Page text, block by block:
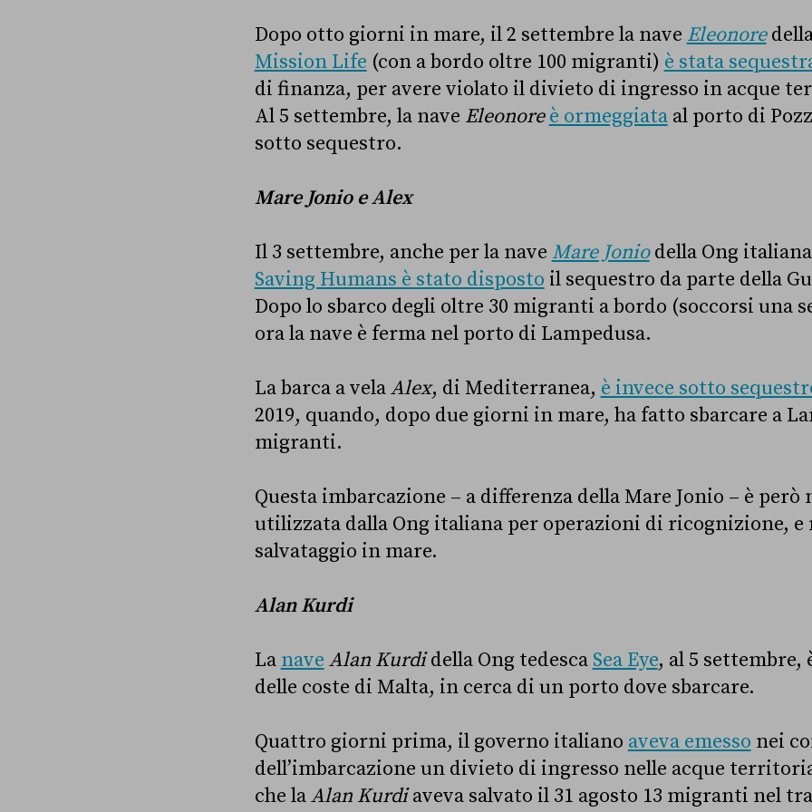
Dopo otto giorni in mare, il 2 settembre la nave Eleonore
Mission Life (con a bordo oltre 100 migranti) è stata
di finanza, per avere violato il divieto di ingresso in acque
Al 5 settembre, la nave Eleonore è ormeggiataal porto di
sotto sequestro.
Mare Jonio e Alex
Il 3 settembre, anche per la nave Mare Joniodella Ong
Saving Humans è stato disposto il sequestro da parte della
Dopo lo sbarco degli oltre 30 migranti a bordo (soccorsi una
ora la nave è ferma nel porto di Lampedusa.
La barca a velaAlex, di Mediterranea, è invece sotto
2019, quando, dopo due giorni in mare, ha fatto sbarcare a
migranti.
Questa imbarcazione – a differenza della Mare Jonio – è
utilizzata dalla Ong italiana per operazioni di ricognizione, e
salvataggio in mare.
Alan Kurdi
La nave Alan Kurdidella Ong tedesca Sea Eye, al 5 settembre,
delle coste di Malta, in cerca di un porto dove sbarcare.
Quattro giorni prima, il governo italiano aveva emesso nei
dell’imbarcazione un divieto di ingresso nelle acque
che laAlan Kurdiaveva salvato il 31 agosto 13 migranti nel